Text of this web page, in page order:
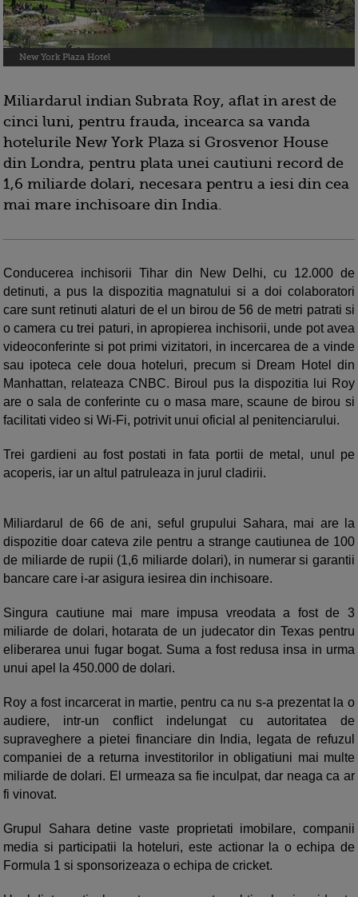
New York Plaza Hotel
Miliardarul indian Subrata Roy, aflat in arest de
cinci luni, pentru frauda, incearca sa vanda
hotelurile New York Plaza si Grosvenor House
din Londra, pentru plata unei cautiuni record de
1,6 miliarde dolari, necesara pentru a iesi din cea
mai mare inchisoare din India.
Conducerea inchisorii Tihar din New Delhi, cu 12.000 de
detinuti, a pus la dispozitia magnatului si a doi colaboratori
care sunt retinuti alaturi de el un birou de 56 de metri patrati si
o camera cu trei paturi, in apropierea inchisorii, unde pot avea
videoconferinte si pot primi vizitatori, in incercarea de a vinde
sau ipoteca cele doua hoteluri, precum si Dream Hotel din
Manhattan, relateaza CNBC. Biroul pus la dispozitia lui Roy
are o sala de conferinte cu o masa mare, scaune de birou si
facilitati video si Wi-Fi, potrivit unui oficial al penitenciarului.
Trei gardieni au fost postati in fata portii de metal, unul pe
acoperis, iar un altul patruleaza in jurul cladirii.
Miliardarul de 66 de ani, seful grupului Sahara, mai are la
dispozitie doar cateva zile pentru a strange cautiunea de 100
de miliarde de rupii (1,6 miliarde dolari), in numerar si garantii
bancare care i-ar asigura iesirea din inchisoare.
Singura cautiune mai mare impusa vreodata a fost de 3
miliarde de dolari, hotarata de un judecator din Texas pentru
eliberarea unui fugar bogat. Suma a fost redusa insa in urma
unui apel la 450.000 de dolari.
Roy a fost incarcerat in martie, pentru ca nu s-a prezentat la o
audiere, intr-un conflict indelungat cu autoritatea de
supraveghere a pietei financiare din India, legata de refuzul
companiei de a returna investitorilor in obligatiuni mai multe
miliarde de dolari. El urmeaza sa fie inculpat, dar neaga ca ar
fi vinovat.
Grupul Sahara detine vaste proprietati imobilare, companii
media si participatii la hoteluri, este actionar la o echipa de
Formula 1 si sponsorizeaza o echipa de cricket.